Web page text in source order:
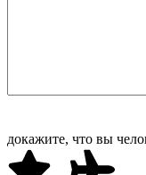
докажите, что вы